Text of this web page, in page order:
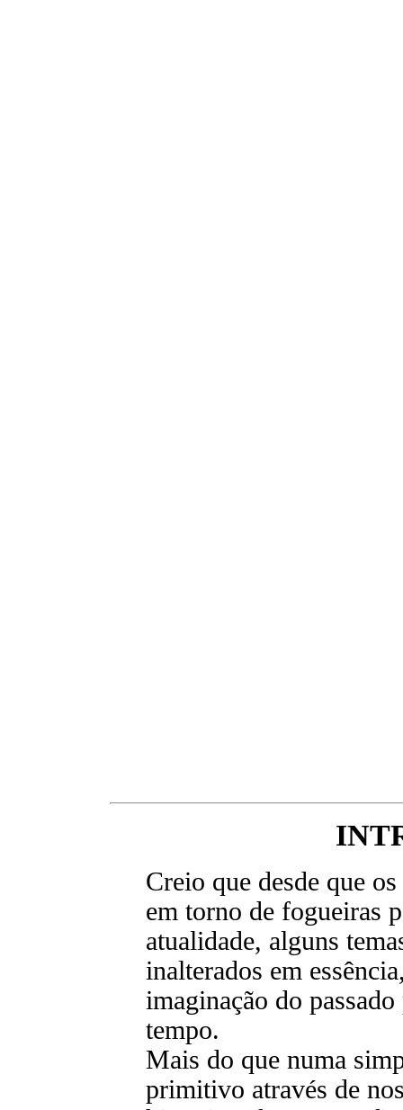
Creio que desde que
em torno de fogueiras
atualidade, alguns
inalterados em
imaginação do
tempo.
Mais do que numa
primitivo através de